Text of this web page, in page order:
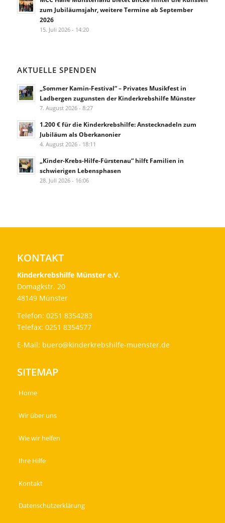
zum Jubiläumsjahr, weitere Termine ab September
2026
15. Juli 2026 - 14:20
AKTUELLE SPENDEN
„Sommer Kamin-Festival“ – Privates Musikfest in
Ladbergen zugunsten der Kinderkrebshilfe Münster
7. August 2026 - 8:27
1.200 € für die Kinderkrebshilfe: Anstecknadeln zum
Jubiläum als Oberkanonier
4. August 2026 - 18:11
„Kinder-Krebs-Hilfe-Fürstenau“ hilft Familien in
schwierigen Lebensphasen
28. Juli 2026 - 16:06
KONTAKT
Kinderkrebshilfe Münster e.V.
Domagkstr. 20
48149 Münster
Telefon: 0251 8354283
Telefax: 0251 8354577
E-Mail: buero@kinderkrebshilfe-muenster.de
SITEMAP
Home
Wir über uns
Wie wir helfen
Ihre Hilfe
Kontakt
Datenschutzerklärung